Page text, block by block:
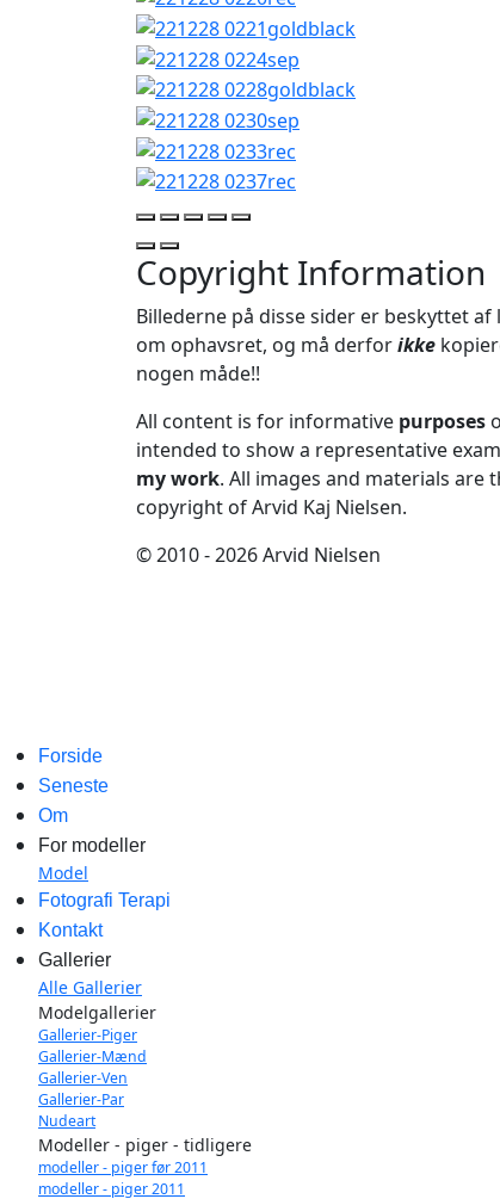
Copyright Information
Billederne på disse sider er beskyttet af
om ophavsret, og må derforikke
nogen måde!!
All content is for informative purposes
intended to show a representative
my work. All images and materials are
copyright of Arvid Kaj Nielsen.
© 2010 - 2026 Arvid Nielsen
Forside
Seneste
Om
For modeller
Model
Fotografi Terapi
Kontakt
Gallerier
Alle Gallerier
Modelgallerier
Gallerier-Piger
Gallerier-Mænd
Gallerier-Ven
Gallerier-Par
Nudeart
Modeller - piger - tidligere
modeller - piger før 2011
modeller - piger 2011